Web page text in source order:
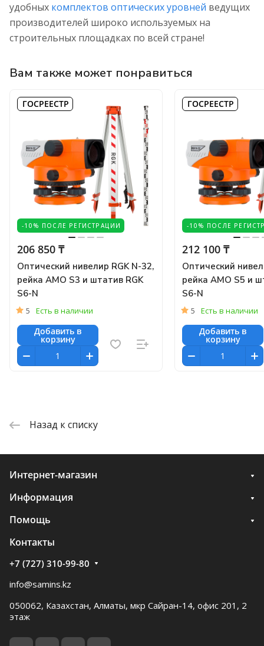
удобных комплектов оптических уровней ведущих
производителей широко используемых на
строительных площадках по всей стране!
Вам также может понравиться
-10% ПОСЛЕ РЕГИСТРАЦИИ
ГОСРЕЕСТР
206 850 ₸
Оптический нивелир RGK N-32,
рейка AMO S3 и штатив RGK
S6-N
5 Есть в наличии
Добавить в
корзину
-10% ПОСЛЕ
ГОСРЕЕСТР
212 100 ₸
Оптический
рейка AMO S5 и
S6-N
5 Есть в наличии
Добавить в
корзину
Назад к списку
Интернет-магазин
Информация
Помощь
Контакты
+7 (727) 310-99-80
info@samins.kz
050062, Казахстан, Алматы, мкр Сайран-14, офис 201, 2
этаж